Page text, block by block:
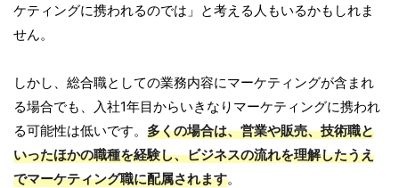
ケティングに携われるのでは」と考える人もいるかもしれま
せん。
しかし、総合職としての業務内容にマーケティングが含まれ
る場合でも、入社1年目からいきなりマーケティングに携われ
る可能性は低いです。 多くの場合は、営業や販売、技術職と
いったほかの職種を経験し、ビジネスの流れを理解したうえ
でマーケティング職に配属されます。